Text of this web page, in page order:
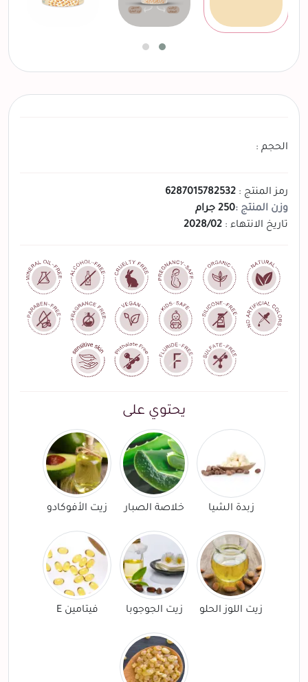
الحجم :
رمز المنتج : 6287015782532
وزن المنتج :250 جرام
تاريخ الانتهاء : 2028/02
يحتوي على
زبدة الشيا خلاصة الصبار زيت الأفوكادو
زيت اللوز الحلو زيت الجوجوبا فيتامين E